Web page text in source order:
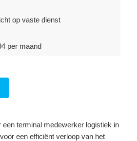
op vaste dienst
per maand
een terminal medewerker logistiek in
een efficiënt verloop van het